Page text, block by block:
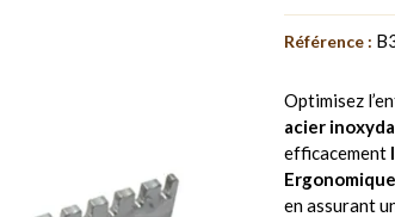
Référence :
Optimisez
acier
efficacement
en assurant